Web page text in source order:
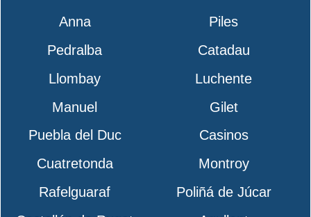
Anna
Piles
Pedralba
Catadau
Llombay
Luchente
Manuel
Gilet
Puebla del Duc
Casinos
Cuatretonda
Montroy
Rafelguaraf
Poliñá de Júcar